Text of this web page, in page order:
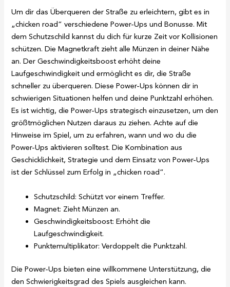
Um dir das Überqueren der Straße zu erleichtern, gibt es in
„chicken road“ verschiedene Power-Ups und Bonusse. Mit
dem Schutzschild kannst du dich für kurze Zeit vor Kollisionen
schützen. Die Magnetkraft zieht alle Münzen in deiner Nähe
an. Der Geschwindigkeitsboost erhöht deine
Laufgeschwindigkeit und ermöglicht es dir, die Straße
schneller zu überqueren. Diese Power-Ups können dir in
schwierigen Situationen helfen und deine Punktzahl erhöhen.
Es ist wichtig, die Power-Ups strategisch einzusetzen, um den
größtmöglichen Nutzen daraus zu ziehen. Achte auf die
Hinweise im Spiel, um zu erfahren, wann und wo du die
Power-Ups aktivieren solltest. Die Kombination aus
Geschicklichkeit, Strategie und dem Einsatz von Power-Ups
ist der Schlüssel zum Erfolg in „chicken road“.
Schutzschild: Schützt vor einem Treffer.
Magnet: Zieht Münzen an.
Geschwindigkeitsboost: Erhöht die
Laufgeschwindigkeit.
Punktemultiplikator: Verdoppelt die Punktzahl.
Die Power-Ups bieten eine willkommene Unterstützung, die
den Schwierigkeitsgrad des Spiels ausgleichen kann.